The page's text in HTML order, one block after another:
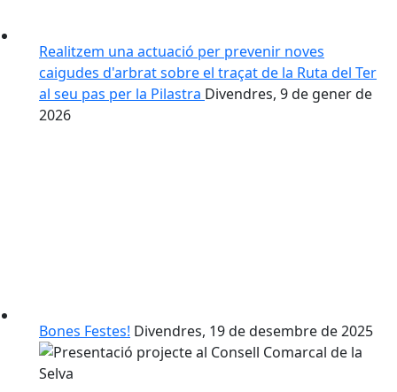
Realitzem una actuació per prevenir noves
caigudes d'arbrat sobre el traçat de la Ruta del Ter
al seu pas per la Pilastra Divendres, 9 de gener de
2026
Bones Festes! Divendres, 19 de desembre de 2025